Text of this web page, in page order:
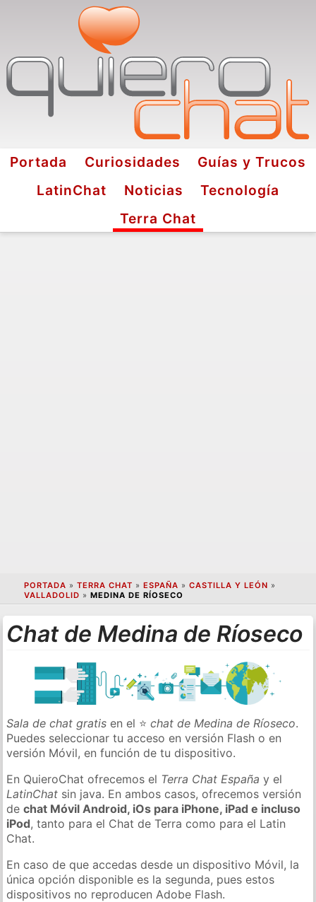
Portada Curiosidades
Guías y Trucos
LatinChat
Noticias
Tecnología
Terra Chat
PORTADA » TERRA CHAT » ESPAÑA » CASTILLA Y LEÓN »
VALLADOLID » MEDINA DE RÍOSECO
Chat de Medina de Ríoseco
Sala de chat gratis en el ⭐chat de Medina de Ríoseco.
Puedes seleccionar tu acceso en versión Flash o en
versión Móvil, en función de tu dispositivo.
En QuieroChat ofrecemos el Terra Chat España y el
LatinChat sin java. En ambos casos, ofrecemos versión
dechat Móvil Android, iOs para iPhone, iPad e incluso
iPod, tanto para el Chat de Terra como para el Latin
Chat.
En caso de que accedas desde un dispositivo Móvil, la
única opción disponible es la segunda, pues estos
dispositivos no reproducen Adobe Flash.